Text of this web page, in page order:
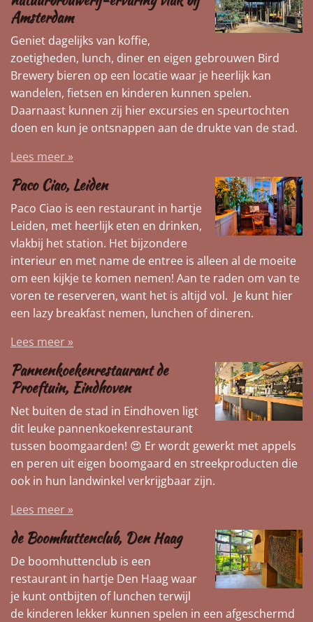
Amsterdam
Geniet dagelijks van koffie,
zoetigheden, lunch, diner en eigen gebrouwen Bird
Brewery bieren op een locatie waar je heerlijk kan
wandelen, fietsen en kinderen kunnen spelen.
Daarnaast kunnen zij hier excursies en speurtochten
doen en kun je ontsnappen aan de drukte van de stad.
Lees meer »
Paco Ciao, Leiden
Paco Ciao is een restaurant in hartje
Leiden, met heerlijk eten en drinken,
vlakbij het station. Het bijzondere
interieur en met name de entree is alleen al de moeite
om een kijkje te komen nemen! Aan te raden om van te
voren te reserveren, want het is altijd vol. Je kunt hier
een lazy breakfast nemen, lunchen of dineren.
Lees meer »
Pannenkoekenrestaurant de
Proeftuin, Eindhoven
Net buiten de stad in Eindhoven ligt
dit leuke pannenkoekenrestaurant
tussen boomgaarden! 😍 Er wordt gewerkt met appels
en peren uit eigen boomgaard en streekproducten die
ook in hun landwinkel verkrijgbaar zijn.
Lees meer »
de Boomhuttenclub, Den Haag
De boomhuttenclub is een
restaurant in hartje Den Haag waar
je kunt ontbijten of lunchen terwijl
de kinderen lekker kunnen spelen in een afgeschermd